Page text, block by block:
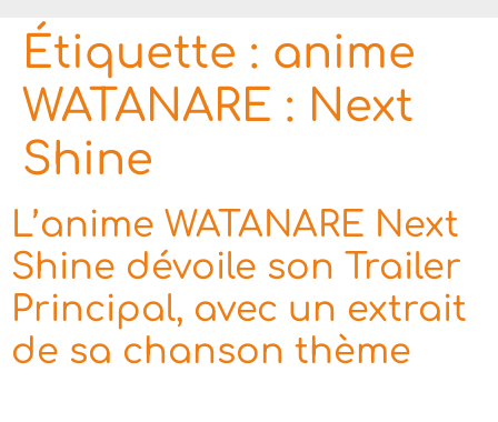
Étiquette : anime
WATANARE : Next
Shine
L’anime WATANARE Next
Shine dévoile son Trailer
Principal, avec un extrait
de sa chanson thème